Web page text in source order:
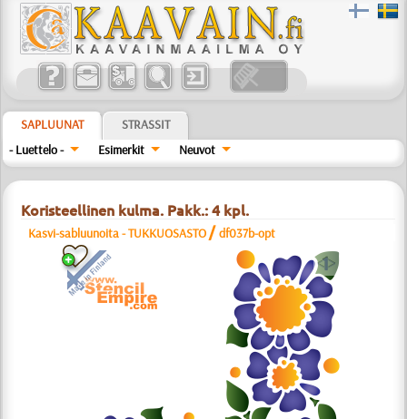
SAPLUUNAT
STRASSIT
- Luettelo -
Esimerkit Neuvot
Koristeellinen kulma. Pakk.: 4 kpl.
Kasvi-sabluunoita - TUKKUOSASTO /df037b-opt
a